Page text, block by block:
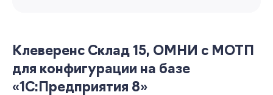
Клеверенс Склад 15, ОМНИ с МОТП
для конфигурации на базе
«1С:Предприятия 8»